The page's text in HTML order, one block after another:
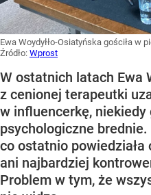
Ewa Woydyłło-Osiatyńska gościła w
Źródło: Wprost
W ostatnich latach Ewa
z cenionej terapeutki
w influencerkę, niekiedy
psychologiczne
co ostatnio
ani najbardziej
Problem w tym, że